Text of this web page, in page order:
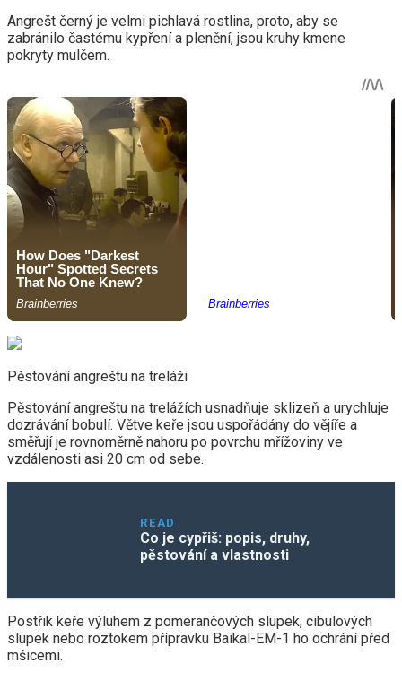
Angrešt černý je velmi pichlavá rostlina, proto, aby se
zabránilo častému kypření a plenění, jsou kruhy kmene
pokryty mulčem.
Pěstování angreštu na treláži
Pěstování angreštu na trelážích usnadňuje sklizeň a urychluje
dozrávání bobulí. Větve keře jsou uspořádány do vějíře a
směřují je rovnoměrně nahoru po povrchu mřížoviny ve
vzdálenosti asi 20 cm od sebe.
READ
Co je cypřiš: popis, druhy,
pěstování a vlastnosti
Postřik keře výluhem z pomerančových slupek, cibulových
slupek nebo roztokem přípravku Baikal-EM-1 ho ochrání před
mšicemi.